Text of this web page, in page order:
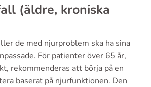
(äldre, kroniska
de med njurproblem ska ha sina
För patienter över 65 år,
rekommenderas att börja på en
baserat på njurfunktionen. Den